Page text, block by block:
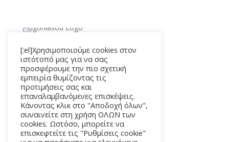
Μενού
Αρχική
Προϊόντα
Καλάθι
Επικοινωνία
Χρήσιμοι Σύνδεσμοι
[:el]Χρησιμοποιούμε cookies στον
ιστότοπό μας για να σας
προσφέρουμε την πιο σχετική
εμπειρία θυμίζοντας τις
προτιμήσεις σας και
επαναλαμβανόμενες επισκέψεις.
Κάνοντας κλικ στο "Αποδοχή όλων",
συναινείτε στη χρήση ΟΛΩΝ των
cookies. Ωστόσο, μπορείτε να
επισκεφτείτε τις "Ρυθμίσεις cookie"